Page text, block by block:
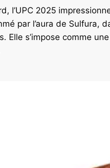
l’UPC 2025
par l’aura de Sulfura,
Elle s’impose comme